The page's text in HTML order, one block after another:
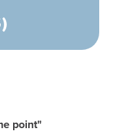
point"